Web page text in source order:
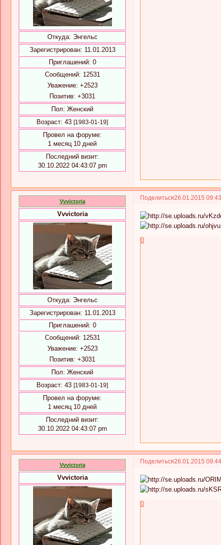
Откуда: Энгельс
Зарегистрирован: 11.01.2013
Приглашений: 0
Сообщений: 12531
Уважение: +2523
Позитив: +3031
Пол: Женский
Возраст: 43 [1983-01-19]
Провел на форуме:
1 месяц 10 дней
Последний визит:
30.10.2022 04:43:07 pm
Поделиться26.01.2015
Vvvictoria
Vvvictoria
Откуда: Энгельс
Зарегистрирован: 11.01.2013
Приглашений: 0
Сообщений: 12531
Уважение: +2523
Позитив: +3031
Пол: Женский
Возраст: 43 [1983-01-19]
Провел на форуме:
1 месяц 10 дней
Последний визит:
30.10.2022 04:43:07 pm
0
Поделиться26.01.2015
Vvvictoria
Vvvictoria
0